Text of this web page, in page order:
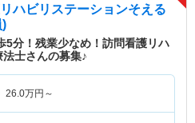
ハビリステーションそえる
)
5分！残業少なめ！訪問看護リハ
士さんの募集♪
26.0万円～